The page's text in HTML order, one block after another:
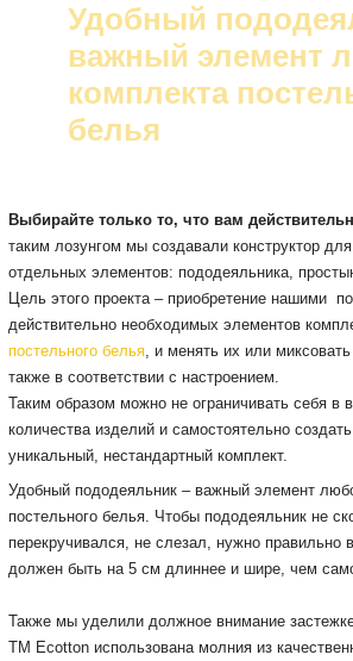
Удобный
важный элемент
комплекта
белья
Выбирайте только то, что вам
таким лозунгом мы создавали конструктор
отдельных элементов: пододеяльника,
Цель этого проекта – приобретение нашими
действительно необходимых элементов
постельного белья, и менять их или
также в соответствии с настроением.
Таким образом можно не ограничивать себя в
количества изделий и самостоятельно
уникальный, нестандартный комплект.
Удобный пододеяльник – важный элемент
постельного белья. Чтобы пододеяльник не
перекручивался, не слезал, нужно правильно
должен быть на 5 см длиннее и шире, чем
Также мы уделили должное внимание
ТМ Ecotton использована молния из